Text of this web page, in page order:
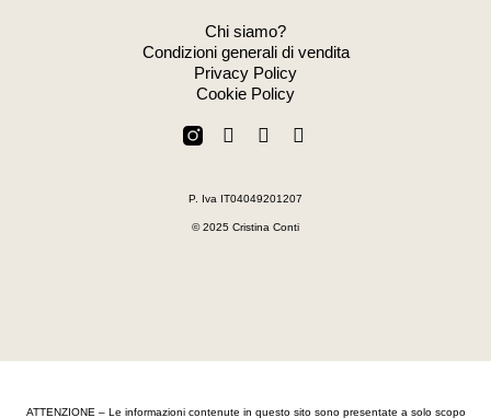
Chi siamo?
Condizioni generali di vendita
Privacy Policy
Cookie Policy
F
e
o
W
t
a
E
e
o
P. Iva IT04049201207
© 2025 Cristina Conti
ATTENZIONE – Le informazioni contenute in questo sito sono presentate a solo scopo